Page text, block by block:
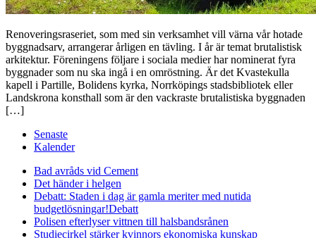
Renoveringsraseriet, som med sin verksamhet vill värna vår hotade
byggnadsarv, arrangerar årligen en tävling. I år är temat brutalistisk
arkitektur. Föreningens följare i sociala medier har nominerat fyra
byggnader som nu ska ingå i en omröstning. Är det Kvastekulla
kapell i Partille, Bolidens kyrka, Norrköpings stadsbibliotek eller
Landskrona konsthall som är den vackraste brutalistiska byggnaden
[…]
Senaste
Kalender
Bad avråds vid Cement
Det händer i helgen
Debatt: Staden i dag är gamla meriter med nutida
budgetlösningar!Debatt
Polisen efterlyser vittnen till halsbandsrånen
Studiecirkel stärker kvinnors ekonomiska kunskap